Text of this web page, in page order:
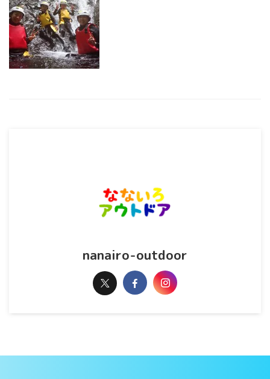
nanairo-outdoor